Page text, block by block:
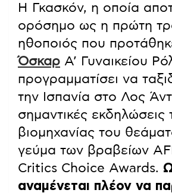
Η Γκασκόν, η οποία
ορόσημο ως η πρώτη
ηθοποιός που
Όσκαρ Α’ Γυναικείου
προγραμματίσει να
την Ισπανία στο Λος
σημαντικές εκδηλώσεις
βιομηχανίας του
γεύμα των βραβείων
Critics Choice Awards.
αναμένεται πλέον να